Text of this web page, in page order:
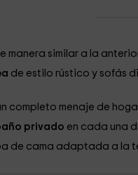
manera similar a la
de estilo rústico y sofás
completo menaje de
privado en cada una
de cama adaptada a la